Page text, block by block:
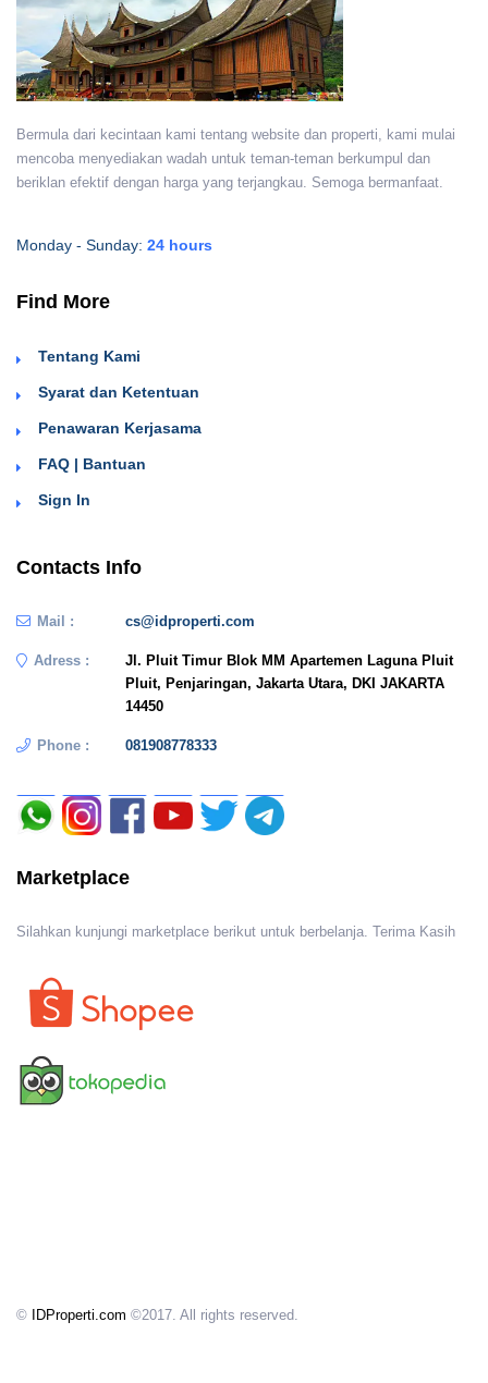
Bermula dari kecintaan kami tentang website dan properti, kami mulai
mencoba menyediakan wadah untuk teman-teman berkumpul dan
beriklan efektif dengan harga yang terjangkau. Semoga bermanfaat.
Monday - Sunday: 24 hours
Find More
Tentang Kami
Syarat dan Ketentuan
Penawaran Kerjasama
FAQ | Bantuan
Sign In
Contacts Info
Mail : cs@idproperti.com
Adress :
Jl. Pluit Timur Blok MM Apartemen Laguna Pluit
Pluit, Penjaringan, Jakarta Utara, DKI JAKARTA
14450
Phone : 081908778333
Marketplace
Silahkan kunjungi marketplace berikut untuk berbelanja. Terima Kasih
© IDProperti.com ©2017. All rights reserved.